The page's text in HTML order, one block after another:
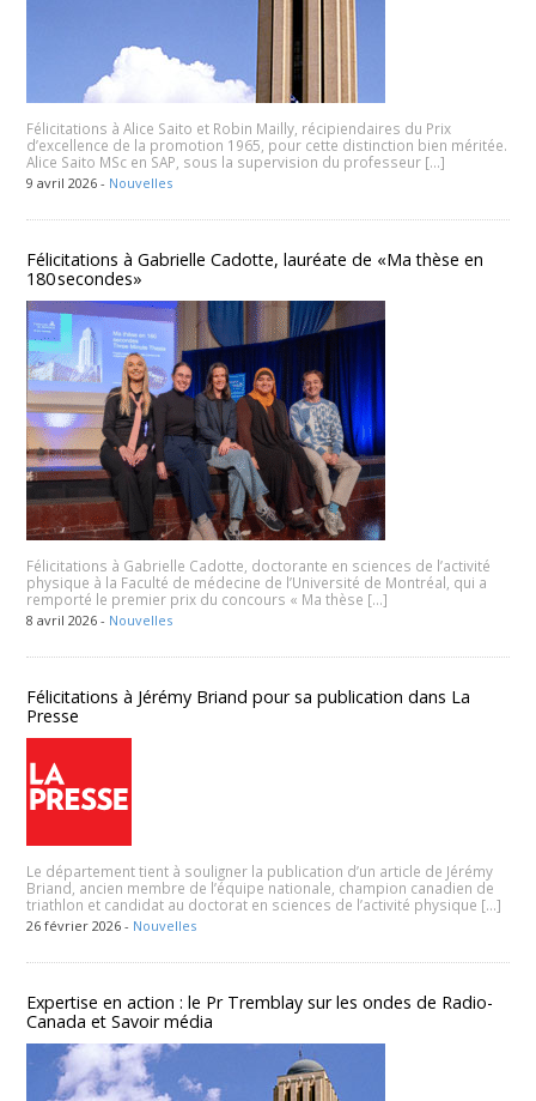
Félicitations à Alice Saito et Robin Mailly, récipiendaires du Prix
d’excellence de la promotion 1965, pour cette distinction bien méritée.
Alice Saito MSc en SAP, sous la supervision du professeur […]
9 avril 2026 - Nouvelles
Félicitations à Gabrielle Cadotte, lauréate de «Ma thèse en
180 secondes»
Félicitations à Gabrielle Cadotte, doctorante en sciences de l’activité
physique à la Faculté de médecine de l’Université de Montréal, qui a
remporté le premier prix du concours « Ma thèse […]
8 avril 2026 - Nouvelles
Félicitations à Jérémy Briand pour sa publication dans La
Presse
Le département tient à souligner la publication d’un article de Jérémy
Briand, ancien membre de l’équipe nationale, champion canadien de
triathlon et candidat au doctorat en sciences de l’activité physique […]
26 février 2026 - Nouvelles
Expertise en action : le Pr Tremblay sur les ondes de Radio-
Canada et Savoir média